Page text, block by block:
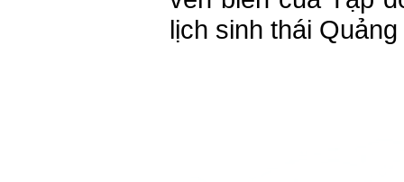
lịch sinh thái